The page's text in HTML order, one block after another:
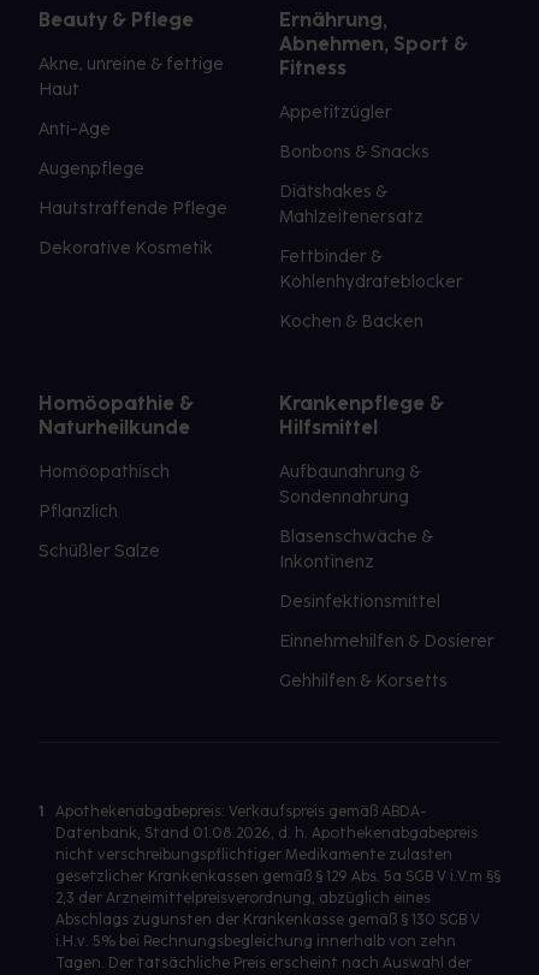
Beauty & Pflege
Akne, unreine & fettige
Haut
Anti-Age
Augenpflege
Hautstraffende Pflege
Dekorative Kosmetik
Ernährung,
Abnehmen, Sport &
Fitness
Appetitzügler
Bonbons & Snacks
Diätshakes &
Mahlzeitenersatz
Fettbinder &
Kohlenhydrateblocker
Kochen & Backen
Homöopathie &
Naturheilkunde
Homöopathisch
Pflanzlich
Schüßler Salze
Krankenpflege &
Hilfsmittel
Aufbaunahrung &
Sondennahrung
Blasenschwäche &
Inkontinenz
Desinfektionsmittel
Einnehmehilfen & Dosierer
Gehhilfen & Korsetts
1
Apothekenabgabepreis: Verkaufspreis gemäß ABDA-
Datenbank, Stand 01.08.2026, d. h. Apothekenabgabepreis
nicht verschreibungspflichtiger Medikamente zulasten
gesetzlicher Krankenkassen gemäß § 129 Abs. 5a SGB V i.V.m §§
2,3 der Arzneimittelpreisverordnung, abzüglich eines
Abschlags zugunsten der Krankenkasse gemäß § 130 SGB V
i.H.v. 5% bei Rechnungsbegleichung innerhalb von zehn
Tagen. Der tatsächliche Preis erscheint nach Auswahl der